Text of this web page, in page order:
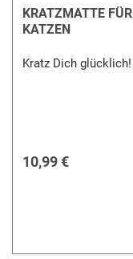
KRATZMATTE FÜR
KATZEN
Kratz Dich glücklich!
10,99 €